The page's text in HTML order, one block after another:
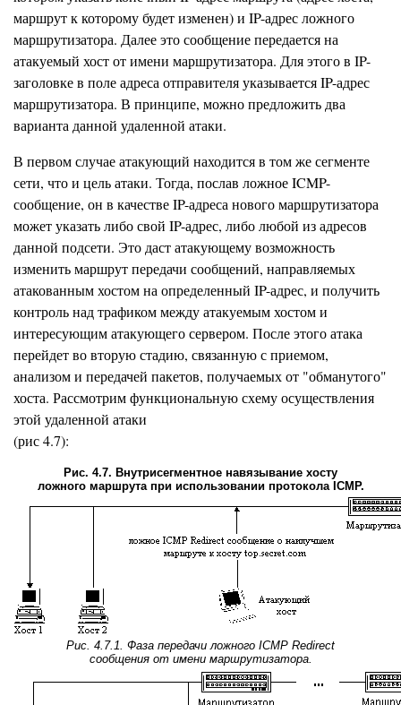
маршрут к которому будет изменен) и IP-адрес ложного
маршрутизатора. Далее это сообщение передается на
атакуемый хост от имени маршрутизатора. Для этого в IP-
заголовке в поле адреса отправителя указывается IP-адрес
маршрутизатора. В принципе, можно предложить два
варианта данной удаленной атаки.
В первом случае атакующий находится в том же сегменте
сети, что и цель атаки. Тогда, послав ложное ICMP-
сообщение, он в качестве IP-адреса нового маршрутизатора
может указать либо свой IP-адрес, либо любой из адресов
данной подсети. Это даст атакующему возможность
изменить маршрут передачи сообщений, направляемых
атакованным хостом на определенный IP-адрес, и получить
контроль над трафиком между атакуемым хостом и
интересующим атакующего сервером. После этого атака
перейдет во вторую стадию, связанную с приемом,
анализом и передачей пакетов, получаемых от "обманутого"
хоста. Рассмотрим функциональную схему осуществления
этой удаленной атаки
(рис 4.7):
Рис. 4.7. Внутрисегментное навязывание хосту
ложного маршрута при использовании протокола ICMP.
Рис. 4.7.1. Фаза передачи ложного ICMP Redirect
сообщения от имени маршрутизатора.